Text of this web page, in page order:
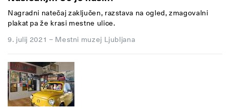
Nagradni natečaj zaključen, razstava na ogled, zmagovalni
plakat pa že krasi mestne ulice.
9. julij 2021 – Mestni muzej Ljubljana